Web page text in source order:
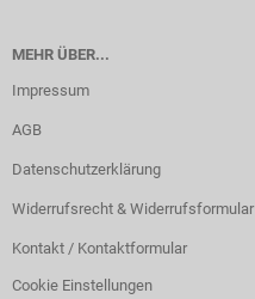
MEHR ÜBER...
Impressum
AGB
Datenschutzerklärung
Widerrufsrecht & Widerrufsformular
Kontakt / Kontaktformular
Cookie Einstellungen